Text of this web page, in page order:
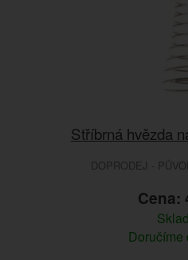
Stříbrná hvězda
DOPRODEJ -
Cena:
Doručíme